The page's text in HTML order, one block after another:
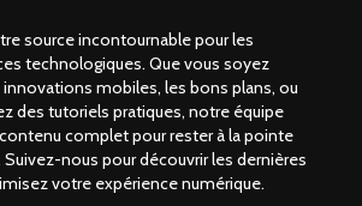
source incontournable pour les
technologiques. Que vous soyez
mobiles, les bons plans, ou
des tutoriels pratiques, notre équipe
complet pour rester à la pointe
nous pour découvrir les dernières
votre expérience numérique.